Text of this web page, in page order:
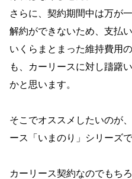
さらに、契約期間中は万が
解約ができないため、支払
いくらまとまった維持費用
も、カーリースに対し躊躇
かと思います。
そこでオススメしたいのが
ース「いまのり」シリーズで
カーリース契約なのでもち